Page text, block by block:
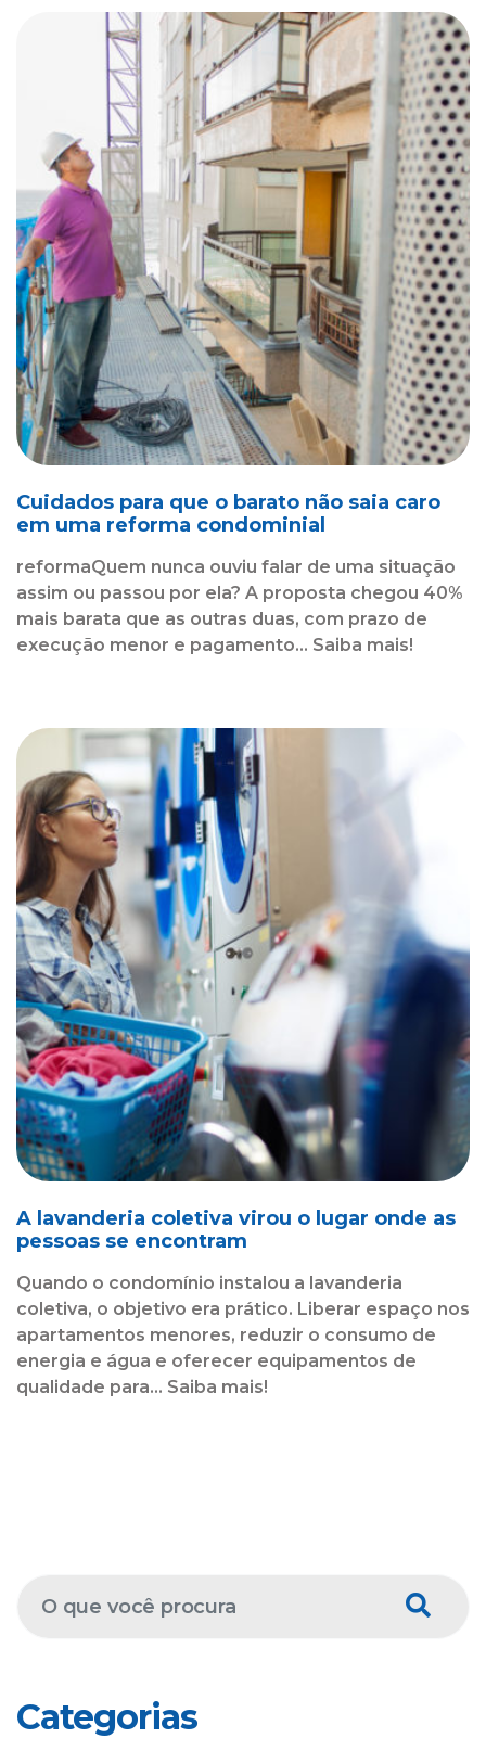
Cuidados para que o barato não saia caro
em uma reforma condominial
reformaQuem nunca ouviu falar de uma situação
assim ou passou por ela? A proposta chegou 40%
mais barata que as outras duas, com prazo de
execução menor e pagamento... Saiba mais!
A lavanderia coletiva virou o lugar onde as
pessoas se encontram
Quando o condomínio instalou a lavanderia
coletiva, o objetivo era prático. Liberar espaço nos
apartamentos menores, reduzir o consumo de
energia e água e oferecer equipamentos de
qualidade para... Saiba mais!
Categorias